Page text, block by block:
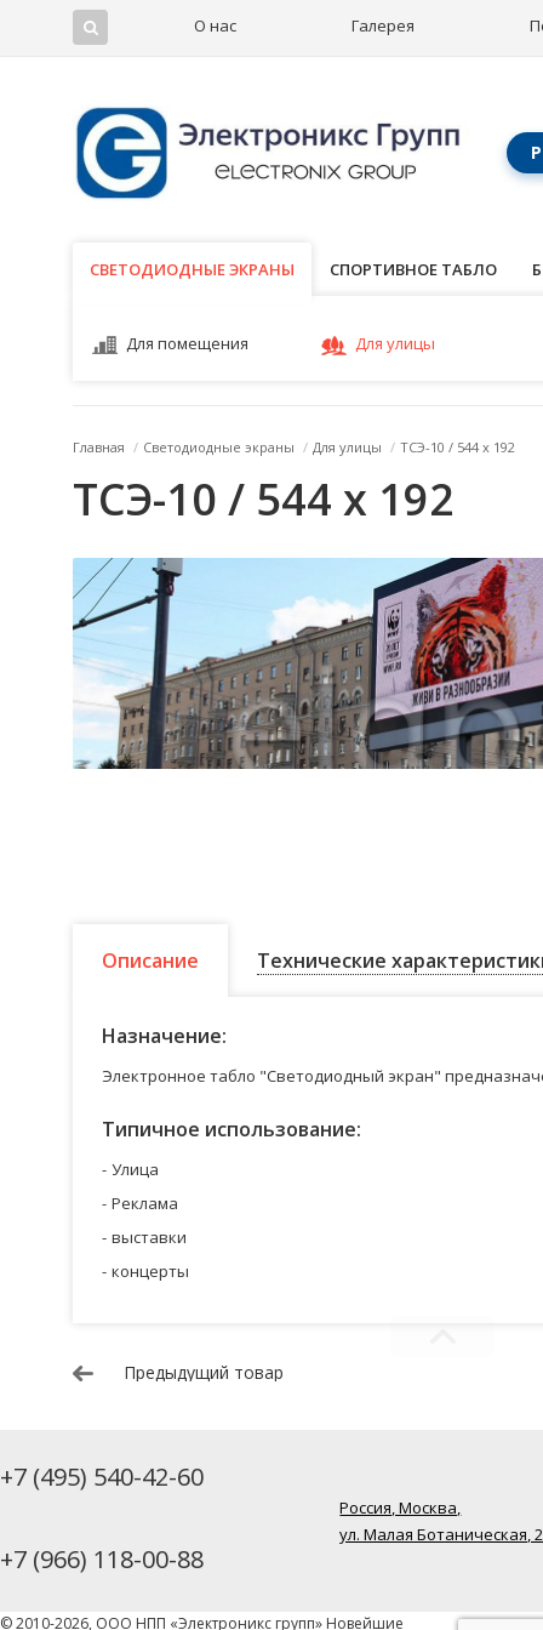
О нас Галерея
СВЕТОДИОДНЫЕ ЭКРАНЫ
СВЕТОДИОДНЫЕ ЭКРАНЫ СПОРТИВНОЕ ТАБЛО
Для помещения Для улицы
Главная / Светодиодные экраны / Для улицы / ТСЭ-10 / 544 x 192
ТСЭ-10 / 544 x 192
Описание Технические
Назначение:
Электронное табло "Светодиодный экран"
Типичное использование:
Улица
Реклама
выставки
концерты
Предыдущий товар
+7 (495) 540-42-60
+7 (966) 118-00-88
Россия, Москва,
ул. Малая Ботаническая,
© 2010-2026, ООО НПП «Электроникс групп» Новейшие